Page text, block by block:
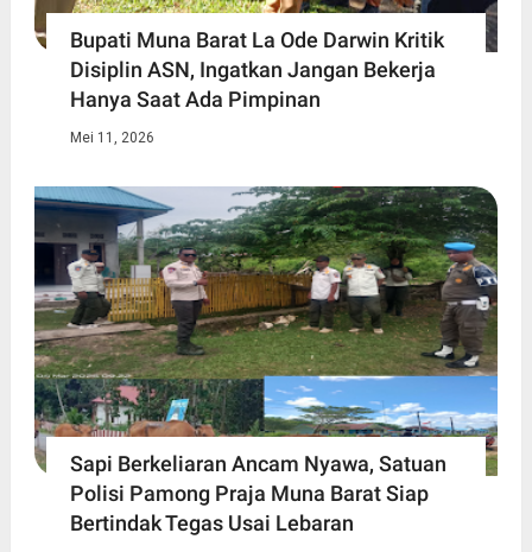
Bupati Muna Barat La Ode Darwin Kritik
Disiplin ASN, Ingatkan Jangan Bekerja
Hanya Saat Ada Pimpinan
Mei 11, 2026
Sapi Berkeliaran Ancam Nyawa, Satuan
Polisi Pamong Praja Muna Barat Siap
Bertindak Tegas Usai Lebaran